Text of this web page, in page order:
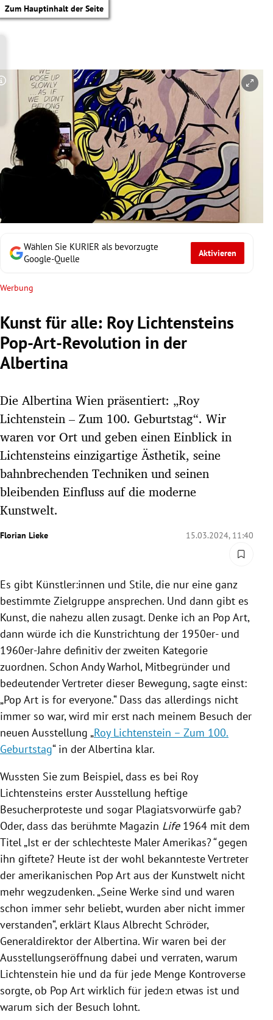
Zum Hauptinhalt der Seite
Untermenü
Untermenü
Untermenü
Untermenü
Untermenü
Untermenü
Untermenü
Untermenü
Wählen Sie KURIER als bevorzugte
Google-Quelle
Aktivieren
Werbung
Kunst für alle: Roy Lichtensteins
Pop-Art-Revolution in der
Albertina
Die Albertina Wien präsentiert: „Roy
Lichtenstein – Zum 100. Geburtstag“. Wir
waren vor Ort und geben einen Einblick in
Lichtensteins einzigartige Ästhetik, seine
bahnbrechenden Techniken und seinen
bleibenden Einfluss auf die moderne
Kunstwelt.
Florian Lieke 15.03.2024, 11:40
Copyright-Hinweis öffnen/schließen
Es gibt Künstler:innen und Stile, die nur eine ganz
bestimmte Zielgruppe ansprechen. Und dann gibt es
Kunst, die nahezu allen zusagt. Denke ich an Pop Art,
dann würde ich die Kunstrichtung der 1950er- und
1960er-Jahre definitiv der zweiten Kategorie
zuordnen. Schon Andy Warhol, Mitbegründer und
bedeutender Vertreter dieser Bewegung, sagte einst:
„Pop Art is for everyone.“ Dass das allerdings nicht
immer so war, wird mir erst nach meinem Besuch der
neuen Ausstellung „Roy Lichtenstein – Zum 100.
Geburtstag“ in der Albertina klar.
Wussten Sie zum Beispiel, dass es bei Roy
Lichtensteins erster Ausstellung heftige
Besucherproteste und sogar Plagiatsvorwürfe gab?
Oder, dass das berühmte Magazin Life1964 mit dem
Titel „Ist er der schlechteste Maler Amerikas?“gegen
ihn giftete? Heute ist der wohl bekannteste Vertreter
der amerikanischen Pop Art aus der Kunstwelt nicht
mehr wegzudenken. „Seine Werke sind und waren
schon immer sehr beliebt, wurden aber nicht immer
verstanden“, erklärt Klaus Albrecht Schröder,
Generaldirektor der Albertina. Wir waren bei der
Ausstellungseröffnung dabei und verraten, warum
Lichtenstein hie und da für jede Menge Kontroverse
sorgte, ob Pop Art wirklich für jede:n etwas ist und
warum sich der Besuch lohnt.